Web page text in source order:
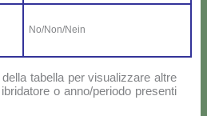
No/Non/Nein
ta­bel­la per vi­sua­liz­za­re al­tre
o anno/periodo pre­sen­ti